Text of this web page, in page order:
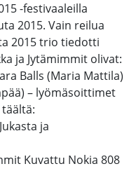
-festivaaleilla
2015. Vain reilua
2015 trio tiedotti
ja Jytämimmit olivat:
Balls (Maria Mattila)
– lyömäsoittimet
ja
Kuvattu Nokia 808